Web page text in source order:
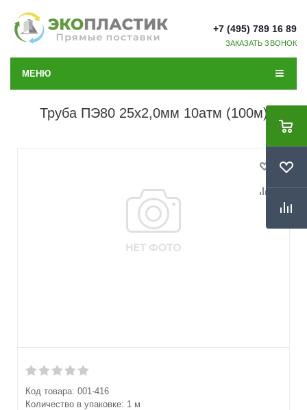
+7 (495) 789 16 89
ЗАКАЗАТЬ ЗВОНОК
МЕНЮ
Труба ПЭ80 25х2,0мм 10атм (100м)
Код товара: 001-416
Количество в упаковке: 1 м